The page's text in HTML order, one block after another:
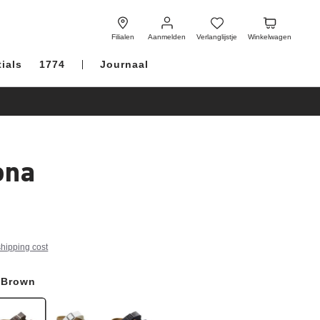
Filialen Aanmelden
Aanmelden
Verlanglijstje
Verlanglijstje
Winkelwagen
Winkelwagen
1774 Journaal
cost